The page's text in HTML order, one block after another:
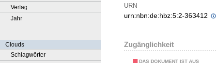
Verlag
Jahr
Clouds
Schlagwörter
URN
urn:nbn:de:hbz:5:2-363412
Zugänglichkeit
DAS DOKUMENT IST AUS